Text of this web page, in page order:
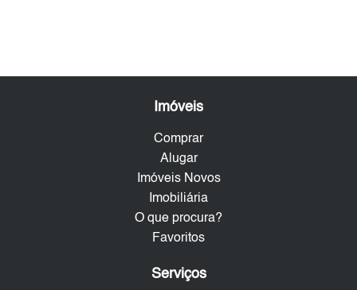
Imóveis
Comprar
Alugar
Imóveis Novos
Imobiliária
O que procura?
Favoritos
Serviços